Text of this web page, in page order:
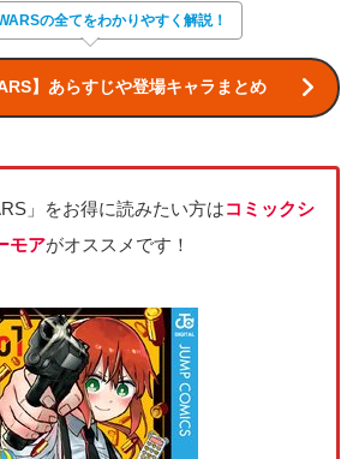
の全てをわかりやすく解説！
】あらすじや登場キャラまとめ
」をお得に読みたい方はコミックシ
モアがオススメです！